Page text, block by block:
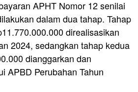
APHT Nomor 12 senilai
dalam dua tahap. Tahap
direalisasikan
2024, sedangkan tahap kedua
dianggarkan dan
APBD Perubahan Tahun